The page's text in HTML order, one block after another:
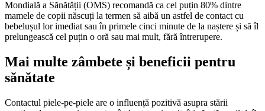
Mondială a Sănătății (OMS) recomandă ca cel puțin 80% dintre
mamele de copii născuți la termen să aibă un astfel de contact cu
bebelușul lor imediat sau în primele cinci minute de la naștere și să îl
prelungească cel puțin o oră sau mai mult, fără întrerupere.
Mai multe zâmbete și beneficii pentru
sănătate
Contactul piele-pe-piele are o influență pozitivă asupra stării